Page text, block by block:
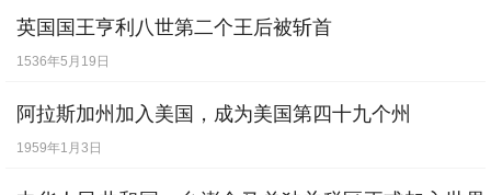
英国国王亨利八世第二个王后被斩首
1536年5月19日
阿拉斯加州加入美国，成为美国第四十九个州
1959年1月3日